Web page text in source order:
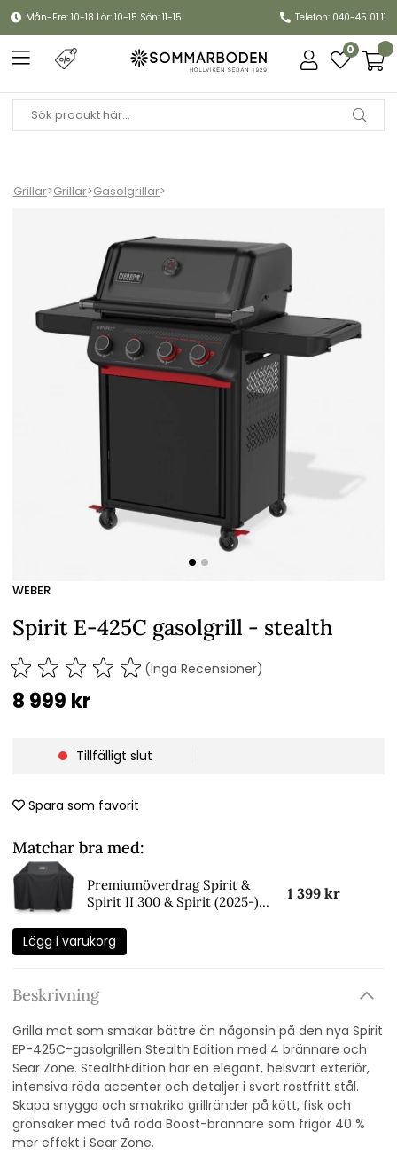
Mån-Fre: 10-18 Lör: 10-15 Sön: 11-15 Telefon: 040-45 01 11
0
Grillar>Grillar>Gasolgrillar>
WEBER
Spirit E-425C gasolgrill - stealth
(Inga Recensioner)
8 999 kr
Tillfälligt slut
Spara som favorit
Matchar bra med:
Premiumöverdrag Spirit &
Spirit II 300 & Spirit (2025-)
1 399 kr
Lägg i varukorg
Beskrivning
Grilla mat som smakar bättre än någonsin på den nya Spirit
EP-425C-gasolgrillen Stealth Edition med 4 brännare och
Sear Zone. StealthEdition har en elegant, helsvart exteriör,
intensiva röda accenter och detaljer i svart rostfritt stål.
Skapa snygga och smakrika grillränder på kött, fisk och
grönsaker med två röda Boost-brännare som frigör 40 %
mer effekt i Sear Zone.